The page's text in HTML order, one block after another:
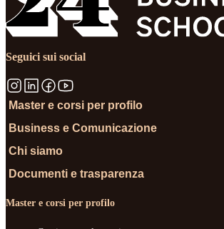
Seguici sui social
Master e corsi per profilo
Business e Comunicazione
Chi siamo
Documenti e trasparenza
Master e corsi per profilo